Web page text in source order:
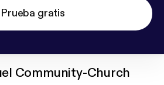
Prueba gratis
Community-Church